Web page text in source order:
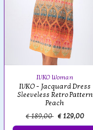
IVKO Woman
IVKO - Jacquard Dress
Sleeveless Retro Pattern
Peach
€ 189,00 € 129,00